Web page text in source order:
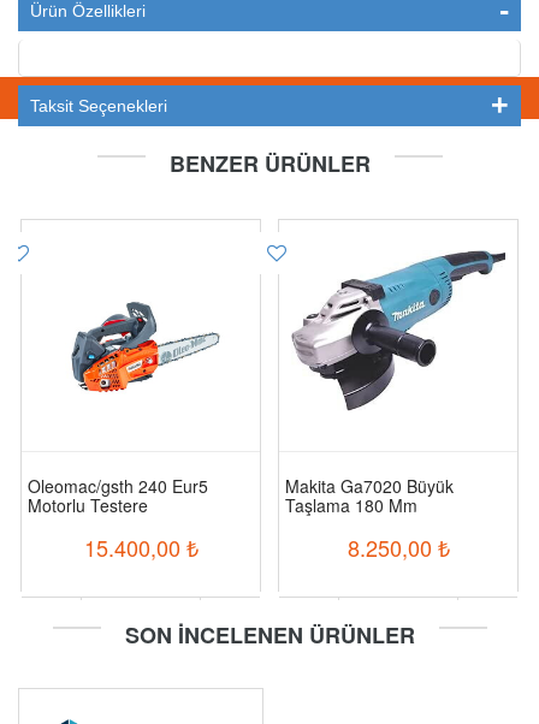
Ürün Özellikleri
Taksit Seçenekleri
BENZER ÜRÜNLER
Oleomac/gsth 240 Eur5
Motorlu Testere
15.400,00 ₺
Makita Ga7020 Büyük
Taşlama 180 Mm
8.250,00 ₺
SON İNCELENEN ÜRÜNLER